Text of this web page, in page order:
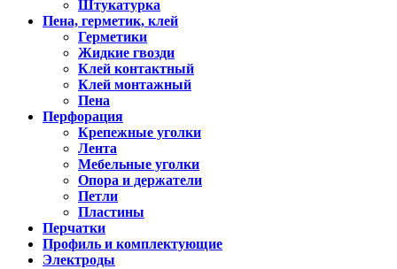
Штукатурка
Пена, герметик, клей
Герметики
Жидкие гвозди
Клей контактный
Клей монтажный
Пена
Перфорация
Крепежные уголки
Лента
Мебельные уголки
Опора и держатели
Петли
Пластины
Перчатки
Профиль и комплектующие
Электроды